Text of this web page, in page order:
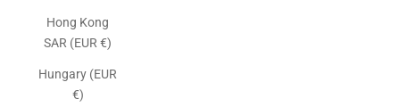
Hong Kong
SAR (EUR €)
Hungary (EUR
€)